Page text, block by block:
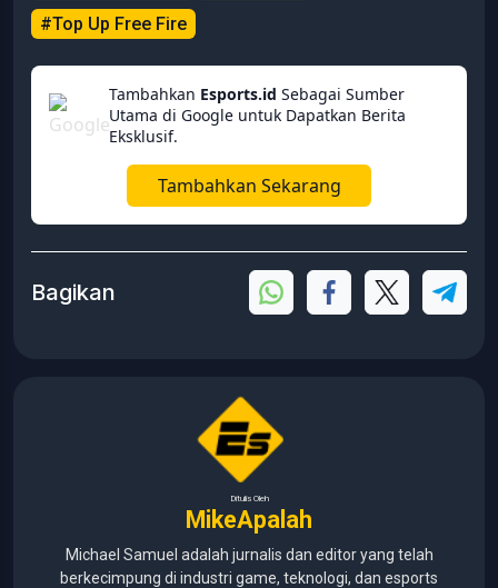
#Top Up Free Fire
Tambahkan Esports.id Sebagai Sumber
Utama di Google untuk Dapatkan Berita
Eksklusif.
Tambahkan Sekarang
Bagikan
Ditulis Oleh
MikeApalah
Michael Samuel adalah jurnalis dan editor yang telah
berkecimpung di industri game, teknologi, dan esports